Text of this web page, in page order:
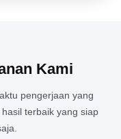
Kami
pengerjaan yang
terbaik yang siap